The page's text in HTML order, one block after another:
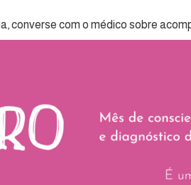
converse com o médico sobre